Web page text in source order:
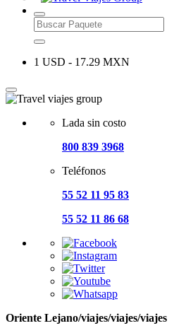
1 USD - 17.29 MXN
Lada sin costo
800 839 3968
Teléfonos
55 52 11 95 83
55 52 11 86 68
Oriente Lejano/viajes/viajes/viajes